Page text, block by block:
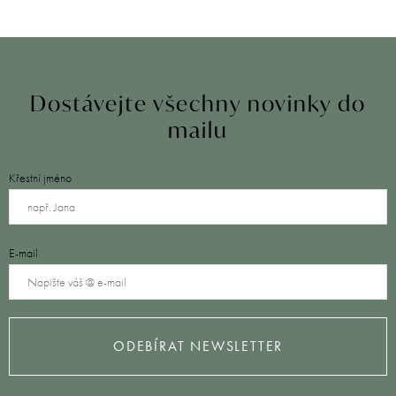
Dostávejte všechny novinky do
mailu
Křestní jméno
E-mail
ODEBÍRAT NEWSLETTER